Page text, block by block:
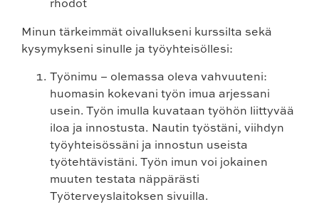
Minun tärkeimmät oivallukseni kurssilta sekä
kysymykseni sinulle ja työyhteisöllesi:
Työnimu – olemassa oleva vahvuuteni:
huomasin kokevani työn imua arjessani
usein. Työn imulla kuvataan työhön liittyvää
iloa ja innostusta. Nautin työstäni, viihdyn
työyhteisössäni ja innostun useista
työtehtävistäni. Työn imun voi jokainen
muuten testata näppärästi
Työterveyslaitoksen sivuilla.